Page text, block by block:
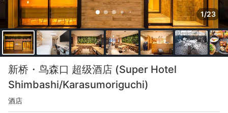
1/23
新桥・鸟森口 超级酒店 (Super Hotel
Shimbashi/Karasumoriguchi)
酒店